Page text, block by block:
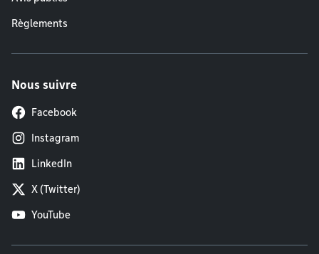
Règlements
Nous suivre
Facebook
Instagram
LinkedIn
X (Twitter)
YouTube